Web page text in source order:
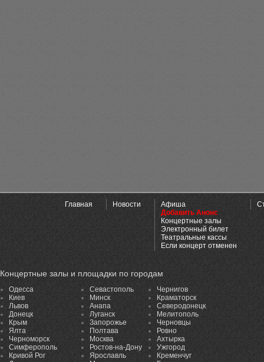
Главная Новости
Афиша
Добавить Анонс
Концертные залы
Электронный билет
Театральные кассы
Если концерт отменен
Концертные залы и площадки по городам
Одесса
Киев
Львов
Донецк
Крым
Ялта
Черноморск
Симферополь
Кривой Рог
Севастополь
Минск
Анапа
Луганск
Запорожье
Полтава
Москва
Ростов-на-Дону
Ярославль
Чернигов
Краматорск
Северодонецк
Мелитополь
Черновцы
Ровно
Ахтырка
Ужгород
Кременчуг